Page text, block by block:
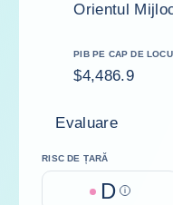
Orientul
PIB PE CAP DE
$4,486.9
Evaluare
RISC DE ȚARĂ
D Help